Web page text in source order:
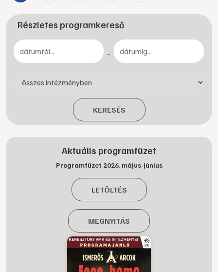
Részletes programkereső
-
KERESÉS
Aktuális programfüzet
Programfüzet 2026. május-június
LETÖLTÉS
MEGNYITÁS